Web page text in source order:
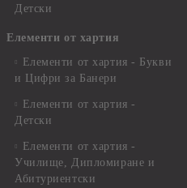
Детски
Елементи от хартия
Елементи от хартия - Букви
и Цифри за Банери
Елементи от хартия -
Детски
Елементи от хартия -
Училище, Дипломиране и
Абитуриентски